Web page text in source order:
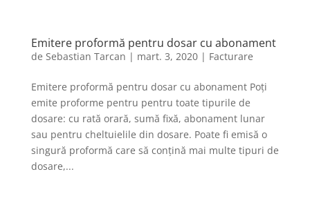
Emitere proformă pentru dosar cu abonament
de Sebastian Tarcan | mart. 3, 2020| Facturare
Emitere proformă pentru dosar cu abonament Poți
emite proforme pentru pentru toate tipurile de
dosare: cu rată orară, sumă fixă, abonament lunar
sau pentru cheltuielile din dosare. Poate fi emisă o
singură proformă care să conțină mai multe tipuri de
dosare,...